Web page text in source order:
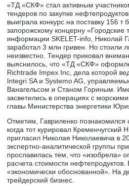
«ТД «СКФ» стал активным
тендеров по закупке
выиграла конкурс на поставку 156 т
запорожскому концерну «Городские
информации SKELET-info, Николай
заработал 3 млн гривен. Но стоили
неизвестно. Тендер приковал
выяснилось, что «ТД «СКФ»
Richtrade Impex Inc, дела которой
Integri SA и Systemo AG,
Ванагельсом и Станом Гориным.
засветились в операциях с
главы Министерства энергетики
Отметим, Гавриленко познакомился
когда тот курировал
пригласил Николая Николаевича в
экспертно-аналитической группы
прославилась тем, что «изобрела»
расчета стоимости
«экономически обоснованной». На
трейдерский бизнес.